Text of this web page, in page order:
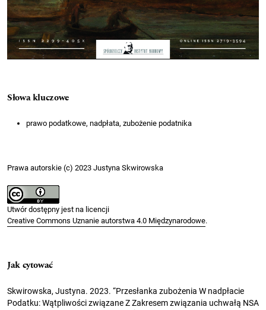
Słowa kluczowe
prawo podatkowe, nadpłata, zubożenie podatnika
Prawa autorskie (c) 2023 Justyna Skwirowska
Utwór dostępny jest na licencji
Creative Commons Uznanie autorstwa 4.0 Międzynarodowe.
Jak cytować
Skwirowska, Justyna. 2023. “Przesłanka zubożenia W nadpłacie
Podatku: Wątpliwości związane Z Zakresem związania uchwałą NSA